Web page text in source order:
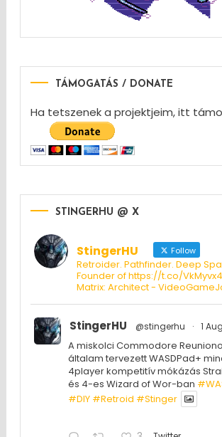
TÁMOGATÁS / DONATE
Ha tetszenek a projektjeim, itt
STINGERHU @ X
StingerHU Follow
Retroider. Pathfinder. Deep
Founder of https://t.co/
Matrix: Architect -
StingerHU @stingerhu · 1 Aug
A miskolci Commodore
általam tervezett WASDPad+
4player kompetitív mókázás
és 4-es Wizard of Wor-ban
#DIY #Retroid #Stinger